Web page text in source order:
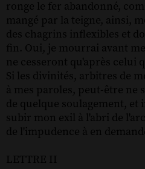
ronge le fer abandonné,
mangé par la teigne, ainsi,
des chagrins inflexibles et
fin. Oui, je mourrai avant
ne cesseront qu'après celui
Si les divinités, arbitres de
à mes paroles, peut-être ne
de quelque soulagement, et
subir mon exil à l'abri de
de l'impudence à en
LETTRE II